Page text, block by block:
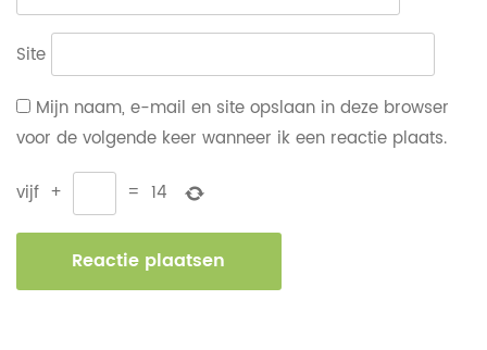
Site
Mijn naam, e-mail en site opslaan in deze browser
voor de volgende keer wanneer ik een reactie plaats.
vijf + = 14